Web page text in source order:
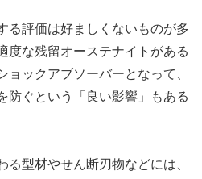
る評価は好ましくないものが多
度な残留オーステナイトがある
ョックアブソーバーとなって、
防ぐという「良い影響」もある
る型材やせん断刃物などには、